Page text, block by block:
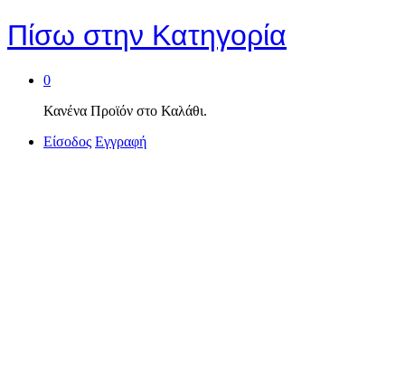
Πίσω στην Κατηγορία
0
Κανένα Προϊόν στο Καλάθι.
Είσοδος Εγγραφή